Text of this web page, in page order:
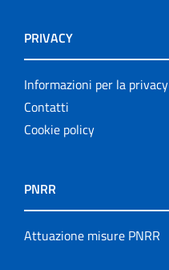
PRIVACY
Informazioni per la privacy
Contatti
Cookie policy
PNRR
Attuazione misure PNRR